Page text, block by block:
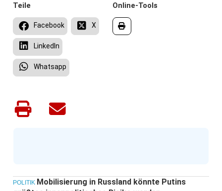
Online-Tools
Teile
Facebook X
LinkedIn
Whatsapp
POLITIK Mobilisierung in Russland könnte Putins